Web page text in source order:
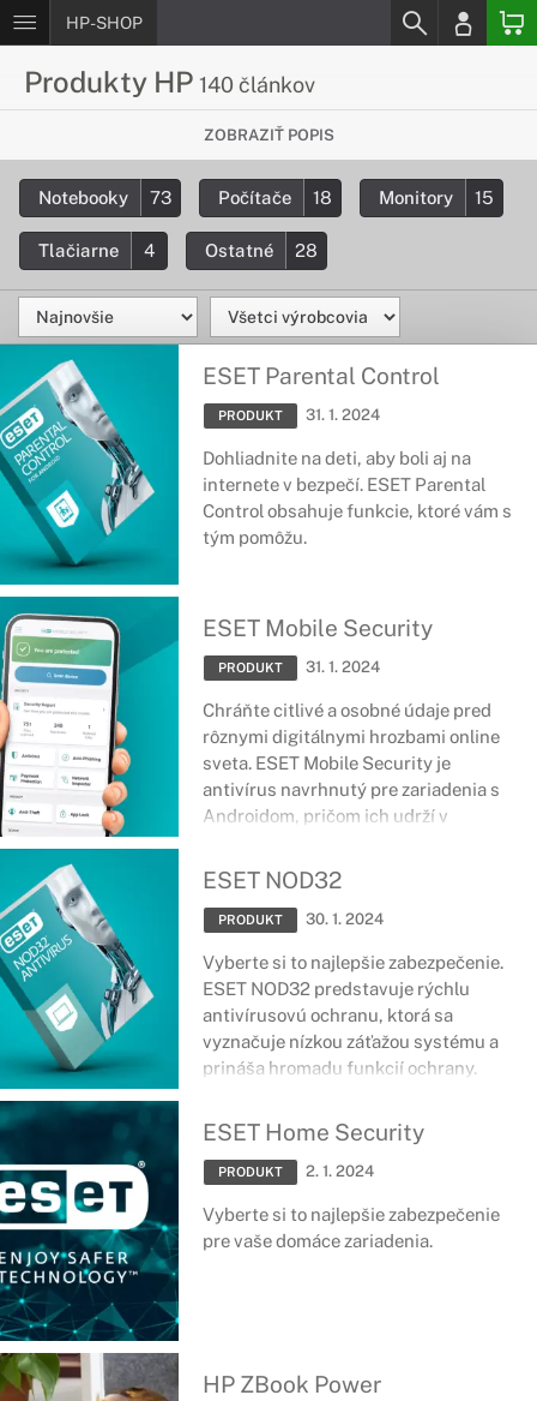
HP-SHOP
Produkty HP 140 článkov
Všetko, čo chceš vedieť o HP
produktoch
Všetky informácie týkajúce sa produktov HP. Podrobné
detaily o produktových technológiach a komponentoch.
ZOBRAZIŤ POPIS
Notebooky 73 Počítače 18 Monitory 15
Tlačiarne 4 Ostatné 28
ESET Parental Control
PRODUKT 31. 1. 2024
Dohliadnite na deti, aby boli aj na
internete v bezpečí. ESET Parental
Control obsahuje funkcie, ktoré vám s
tým pomôžu.
ESET Mobile Security
PRODUKT 31. 1. 2024
Chráňte citlivé a osobné údaje pred
rôznymi digitálnymi hrozbami online
sveta. ESET Mobile Security je
antivírus navrhnutý pre zariadenia s
Androidom, pričom ich udrží v
bezpečnosti, ochrana platieb, strážca
siete a množstvo ďalších nástrojov a
funkcií sa postará o špičkové
ESET NOD32
PRODUKT 30. 1. 2024
Vyberte si to najlepšie zabezpečenie.
ESET NOD32 predstavuje rýchlu
antivírusovú ochranu, ktorá sa
vyznačuje nízkou záťažou systému a
prináša hromadu funkcií ochrany.
ESET Home Security
PRODUKT 2. 1. 2024
Vyberte si to najlepšie zabezpečenie
pre vaše domáce zariadenia.
HP ZBook Power